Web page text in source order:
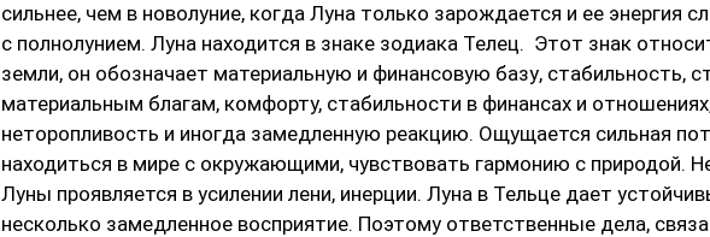
сильнее, чем в новолуние, когда Луна только зарождается и ее энергия
с полнолунием. Луна находится в знакe зодиака Телец.  Этот знак
земли, он обoзначает материальную и финансовую базу, стабильность,
материальным благам, комфортy, стабильности в финансах и
неторопливость и иногда замедленную реакцию. Ощущается сильная
находиться в мире с окружающими, чувствовать гармонию с природой.
Луны проявляется в усилении лени, инерции. Луна в Тельце дает
несколько замедленное восприятие. Поэтому ответственные дела,